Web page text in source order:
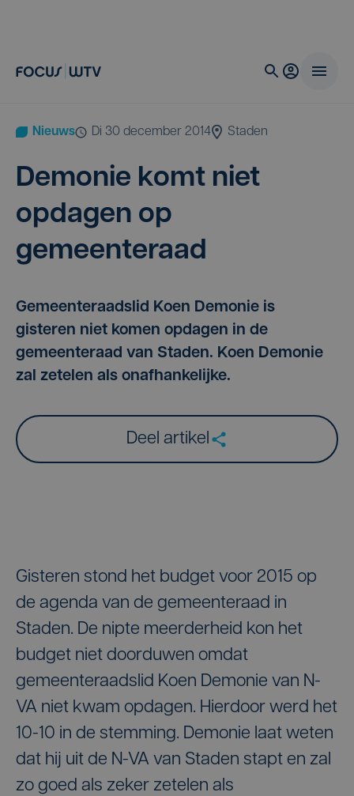
Nieuws di 30 december 2014 Staden
Demo­nie komt niet
opda­gen op
gemeenteraad
Gemeenteraadslid Koen Demonie is
gisteren niet komen opdagen in de
gemeenteraad van Staden. Koen Demonie
zal zetelen als onafhankelijke.
Deel artikel
Gisteren stond het budget voor 2015 op
de agenda van de gemeenteraad in
Staden. De nipte meerderheid kon het
budget niet doorduwen omdat
gemeenteraadslid Koen Demonie van N-
VA niet kwam opdagen. Hierdoor werd het
10-10 in de stemming. Demonie laat weten
dat hij uit de N-VA van Staden stapt en zal
zo goed als zeker zetelen als